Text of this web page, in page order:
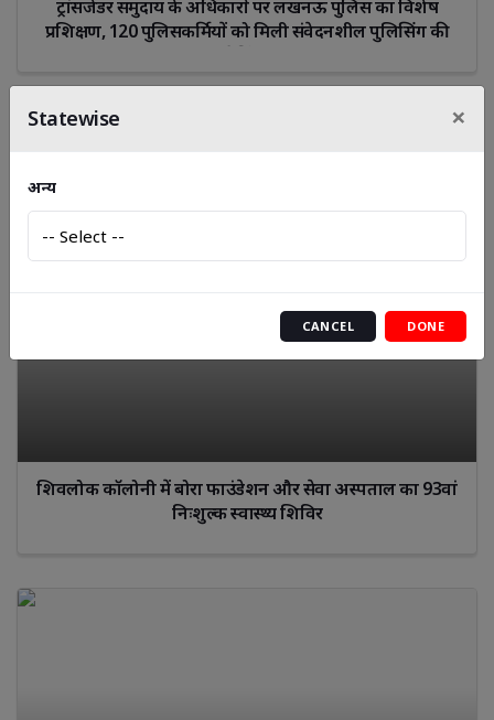
ट्रांसजेंडर समुदाय के अधिकारों पर लखनऊ पुलिस का विशेष
प्रशिक्षण, 120 पुलिसकर्मियों को मिली संवेदनशील पुलिसिंग की
शिवलोक कॉलोनी में बोरा फाउंडेशन और सेवा अस्पताल का 93वां
निःशुल्क स्वास्थ्य शिविर
Statewise ×
अन्य
CANCEL DONE